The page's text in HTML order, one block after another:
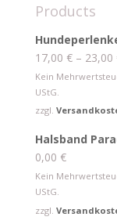
Products
17,00 €– 23,00
Kein
UStG.
zzgl.
Halsband
0,00 €
Kein
UStG.
zzgl.